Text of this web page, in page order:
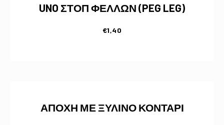
UNO ΣΤΟΠ ΦΕΛΛΩΝ (PEG LEG)
€1,40
ΑΠΟΧΗ ΜΕ ΞΥΛΙΝΟ ΚΟΝΤΑΡΙ